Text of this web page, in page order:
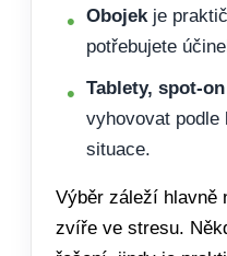
Obojek je
potřebujete
Tablety, spot-
vyhovovat
situace.
Výběr záleží hlavně
zvíře ve stresu.